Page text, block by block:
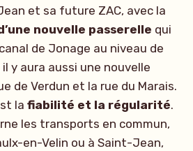
et sa future ZAC, avec la
nouvelle passerelle qui
de Jonage au niveau de
y aura aussi une nouvelle
de Verdun et la rue du Marais.
la fiabilité et la régularité.
les transports en commun,
en-Velin ou à Saint-Jean,